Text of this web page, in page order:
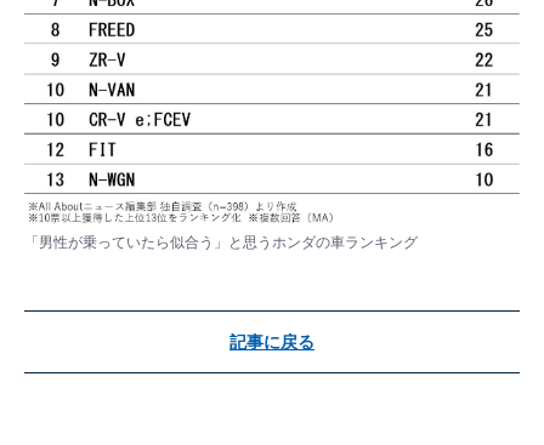
「男性が乗っていたら似合う」と思うホンダの車ランキング
記事に戻る